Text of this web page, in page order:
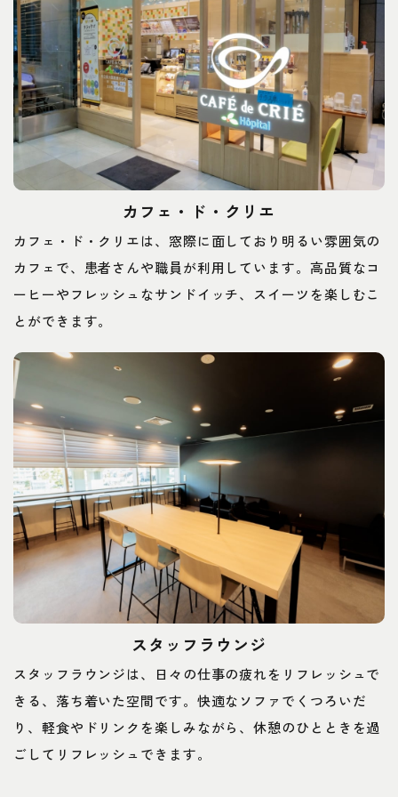
カフェ・ド・クリエ
カフェ・ド・クリエは、窓際に面しており明るい雰囲気の
カフェで、患者さんや職員が利用しています。高品質なコ
ーヒーやフレッシュなサンドイッチ、スイーツを楽しむこ
とができます。
スタッフラウンジ
スタッフラウンジは、日々の仕事の疲れをリフレッシュで
きる、落ち着いた空間です。快適なソファでくつろいだ
り、軽食やドリンクを楽しみながら、休憩のひとときを過
ごしてリフレッシュできます。